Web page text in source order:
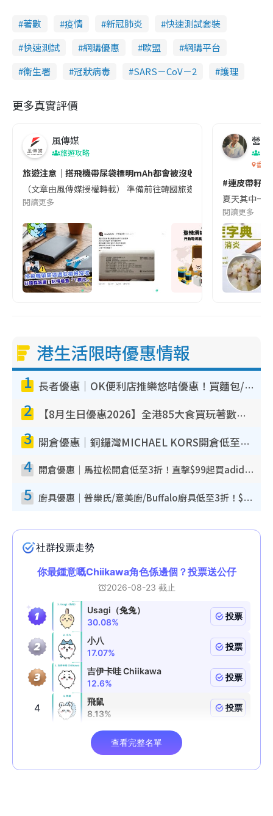
著數 疫情 新冠肺炎
快速測試套裝
快速測試
網購優惠 歐盟
網購平台
衞生署
冠狀病毒 SARS－CoV－2 護理
更多真實評價
風傳媒
旅遊攻略
旅遊注意｜搭飛機帶尿袋標明mAh都會被沒收😱出發前切記檢查
（文章由風傳媒授權轉載） 準備前往韓國旅遊的民眾，近期要
閱讀更多
營養
香港
#連皮帶籽
夏天其中一
閱讀更多
港生活限時優惠情報
1 長者優惠｜OK便利店推樂悠咭優惠！買麵包/牛奶/保健品拍卡即減
2 【8月生日優惠2026】全港85大食買玩著數攻略 自助餐/火鍋放題同行免費＋誠品/DONKI送現金券
3 開倉優惠｜銅鑼灣MICHAEL KORS開倉低至17折！直擊$500起買手袋/銀包/鞋款 必買經典Jet Set系列
4 開倉優惠｜馬拉松開倉低至3折！直擊$99起買adidas／New Balance／Puma鞋款 STANLEY保溫杯劈價至$119起
5 廚具優惠｜普樂氏/意美廚/Buffalo廚具低至3折！$89起買煎鍋／炒鑊／個人鍋 同場小家電激減至$99起